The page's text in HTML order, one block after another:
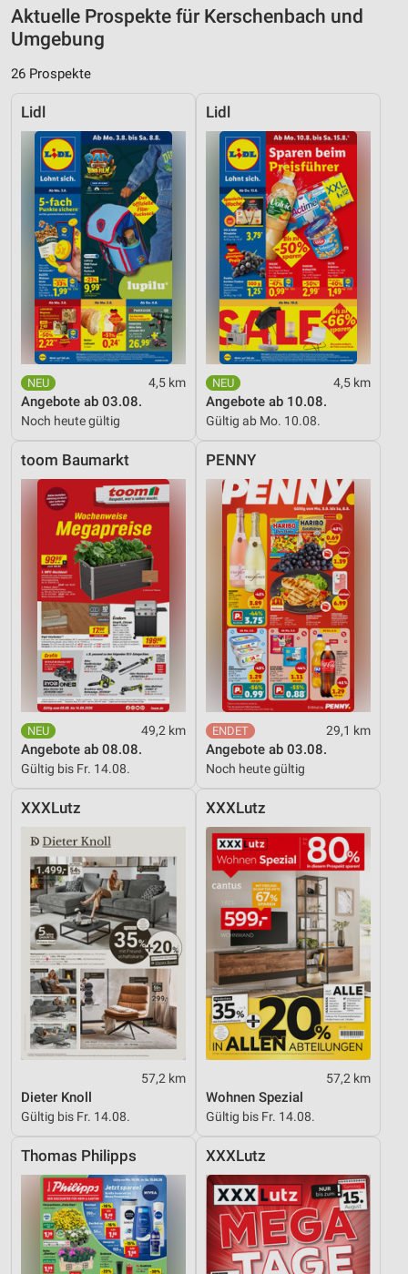
Aktuelle Prospekte für Kerschenbach und
Umgebung
26 Prospekte
Lidl
4,5 km
Angebote ab 03.08.
Noch heute gültig
Lidl
4,5 km
Angebote ab 10.08.
Gültig ab Mo. 10.08.
toom Baumarkt
49,2 km
Angebote ab 08.08.
Gültig bis Fr. 14.08.
PENNY
29,1 km
Angebote ab 03.08.
Noch heute gültig
XXXLutz
57,2 km
Dieter Knoll
Gültig bis Fr. 14.08.
XXXLutz
57,2 km
Wohnen Spezial
Gültig bis Fr. 14.08.
Thomas Philipps XXXLutz